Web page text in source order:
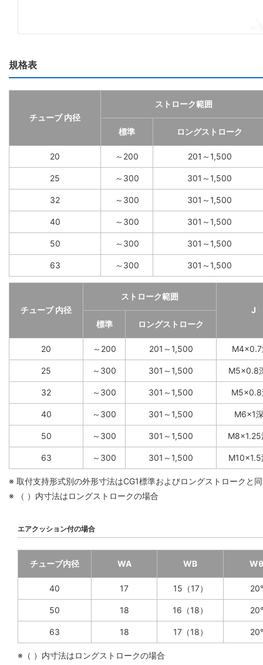
規格表
チューブ 内径
ストローク範囲
標準 ロングストローク
20 ～200 201～1,500
25 ～300 301～1,500
32 ～300 301～1,500
40 ～300 301～1,500
50 ～300 301～1,500
63 ～300 301～1,500
チューブ 内径
ストローク範囲
J
標準
ロングストローク
20 ～200 201～1,500
25 ～300 301～1,500 M5×0.8
32 ～300 301～1,500
40 ～300 301～1,500 M6×1
50 ～300 301～1,500 M8×1.25
63 ～300 301～1,500 M10×1.5
※ 取付支持形式別の外形寸法はCG1標準およびロングストロークと
※ （ ）内寸法はロングストロークの場合
エアクッション付の場合
チューブ内径 WA WB Wθ
40 17 15（17） 20°
50 18 16（18） 20°
63 18 17（18） 20°
※（ ）内寸法はロングストロークの場合